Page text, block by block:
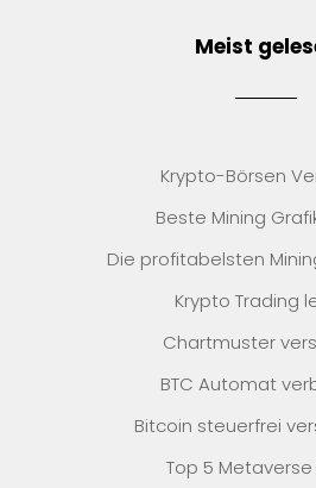
Meist
Krypto-Börsen
Beste Mining
Die profitabelsten
Krypto Trading
Chartmuster
BTC Automat
Bitcoin steuerfrei
Top 5